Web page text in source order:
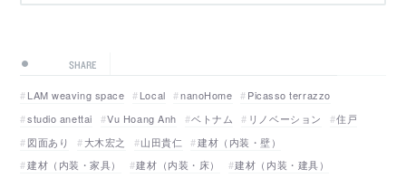
SHARE
LAM weaving space Local nanoHome
Picasso terrazzo
studio anettai
Vu Hoang Anh ベトナム リノベーション
住戸
図面あり
大木宏之 山田貴仁
建材（内装・壁）
建材（内装・家具）
建材（内装・床）
建材（内装・建具）